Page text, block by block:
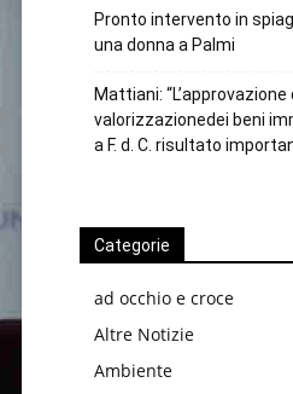
Pronto intervento in
una donna a Palmi
Mattiani:
valorizzazionedei beni
a F. d. C. risultato
Categorie
ad occhio e croce
Altre Notizie
Ambiente